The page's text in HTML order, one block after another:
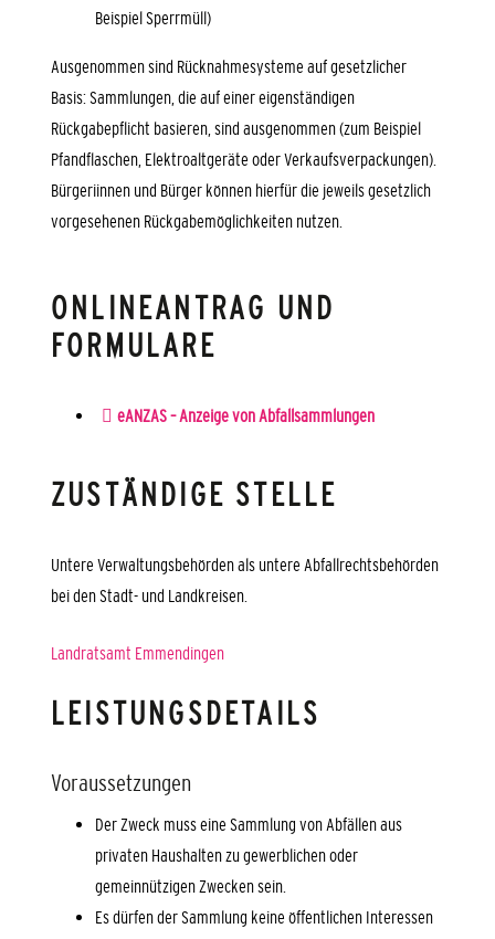
Beispiel Sperrmüll)
Ausgenommen sind Rücknahmesysteme auf gesetzlicher
Basis: Sammlungen, die auf einer eigenständigen
Rückgabepflicht basieren , sind ausgenommen (zum Beispiel
Pfandflaschen, Elektroaltgeräte oder Verkaufsverpackungen).
Bürgeriinnen und Bürger können hierfür die jeweils gesetzlich
vorgesehenen Rückgabemöglichkeiten nutzen.
ONLINEANTRAG UND
FORMULARE
eANZAS – Anzeige von Abfallsammlungen
ZUSTÄNDIGE STELLE
Untere Verwaltungsbehörden als untere Abfallrechtsbehörden
bei den Stadt- und Landkreisen.
Landratsamt Emmendingen
LEISTUNGSDETAILS
Voraussetzungen
Der Zweck muss eine Sammlung von Abfällen aus
privaten Haushalten zu gewerblichen oder
gemeinnützigen Zwecken sein.
Es dürfen der Sammlung keine öffentlichen Interessen